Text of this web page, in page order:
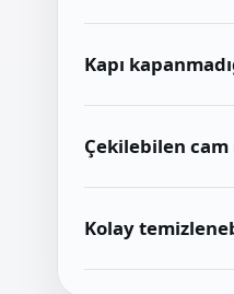
Kapı
Çekilebilen
Kolay